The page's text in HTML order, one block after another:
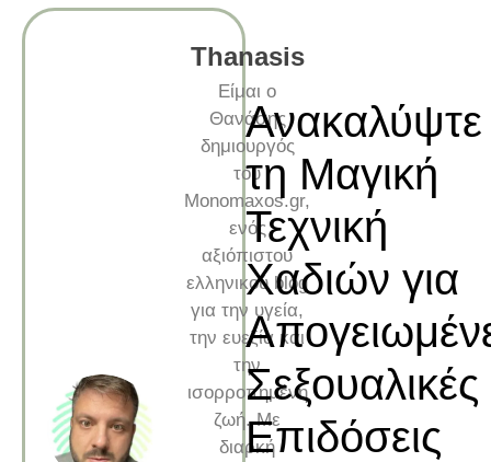
Thanasis
Είμαι ο
Θανάσης
δημιουργός
του
Monomaxos.gr,
ενός
αξιόπιστου
ελληνικού blog
για την υγεία,
την ευεξία και
την
ισορροπημένη
ζωή. Με
διαρκή
Ανακαλύψτε
τη Μαγική
Τεχνική
Χαδιών για
Σεξουαλικές
Επιδόσεις